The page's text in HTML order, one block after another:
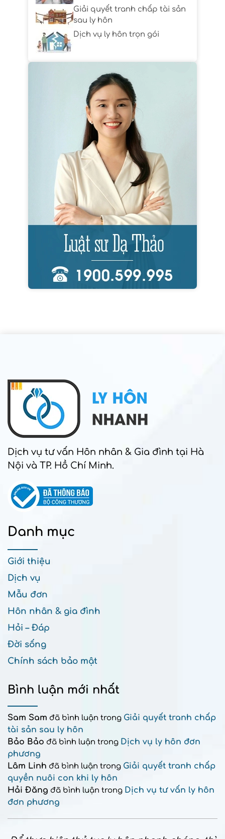
Giải quyết tranh chấp tài sản
sau ly hôn
Dịch vụ ly hôn trọn gói
Dịch vụ tư vấn Hôn nhân & Gia đình tại Hà
Nội và TP. Hồ Chí Minh.
Danh mục
Giới thiệu
Dịch vụ
Mẫu đơn
Hôn nhân & gia đình
Hỏi – Đáp
Đời sống
Chính sách bảo mật
Bình luận mới nhất
Sam Sam đã bình luận trong Giải quyết tranh chấp
tài sản sau ly hôn
Bảo Bảo đã bình luận trong Dịch vụ ly hôn đơn
phương
Lâm Linh đã bình luận trong Giải quyết tranh chấp
quyền nuôi con khi ly hôn
Hải Đăng đã bình luận trong Dịch vụ tư vấn ly hôn
đơn phương